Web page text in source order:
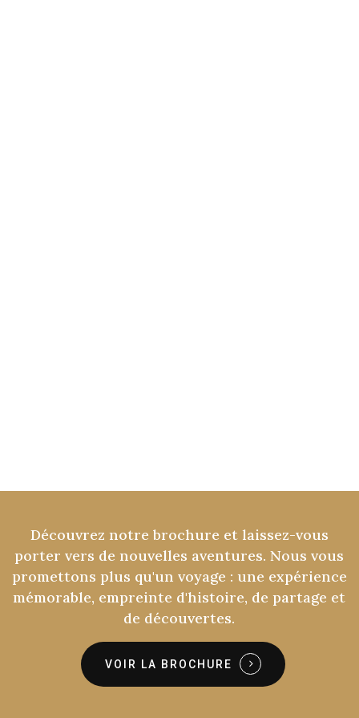
Découvrez notre brochure et laissez-vous
porter vers de nouvelles aventures. Nous vous
promettons plus qu'un voyage : une expérience
mémorable, empreinte d'histoire, de partage et
de découvertes.
VOIR LA BROCHURE